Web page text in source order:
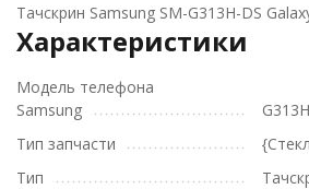
Тачскрин Samsung SM-G313H-DS
Характеристики
Модель телефона
Samsung
Тип запчасти
Тип